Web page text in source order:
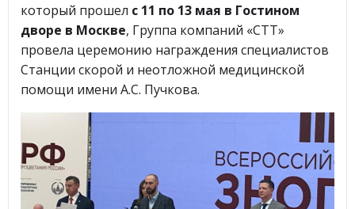
который прошел с 11 по 13 мая в Гостином
дворе в Москве, Группа компаний «СТТ»
провела церемонию награждения специалистов
Станции скорой и неотложной медицинской
помощи имени А.С. Пучкова.